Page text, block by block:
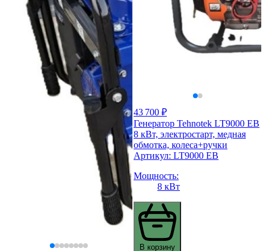
43 700 ₽
Генератор Tehnotek LT9000 ЕB
8 кВт, электростарт, медная
обмотка, колеса+ручки
Артикул: LT9000 ЕB
Мощность:
8 кВт
В корзину